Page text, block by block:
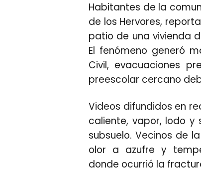
Habitantes de la
de los Hervores,
patio de una vivienda
El fenómeno generó
Civil, evacuaciones
preescolar cercano
Videos difundidos en
caliente, vapor, lodo y
subsuelo. Vecinos de
olor a azufre y
donde ocurrió la